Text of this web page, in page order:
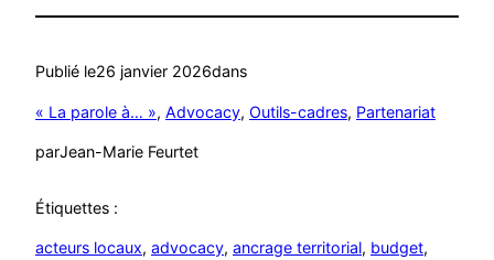
Publié le26 janvier 2026dans
« La parole à… », Advocacy, Outils-cadres, Partenariat
parJean-Marie Feurtet
Étiquettes :
acteurs locaux, advocacy, ancrage territorial, budget